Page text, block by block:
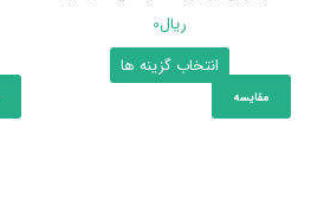
ریال0
انتخاب گزینه ها
محصول
مقایسه